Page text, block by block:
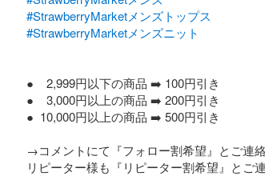
#StrawberryMarketメンズトップス
#StrawberryMarketメンズニット
●    2,999円以下の商品 ➡️ 100円引き
●    3,000円以上の商品 ➡️ 200円引き
●  10,000円以上の商品 ➡️ 500円引き
→コメントにて『フォロー割希望』とご連
リピーター様も『リピーター割希望』とご